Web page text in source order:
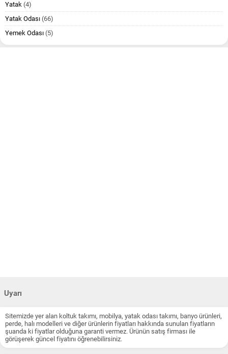
Yatak (4)
Yatak Odası (66)
Yemek Odası (5)
Uyarı
Sitemizde yer alan koltuk takımı, mobilya, yatak odası takımı, banyo ürünleri,
perde, halı modelleri ve diğer ürünlerin fiyatları hakkında sunulan fiyatların
şuanda ki fiyatlar olduğuna garanti vermez. Ürünün satış firması ile
görüşerek güncel fiyatını öğrenebilirsiniz.